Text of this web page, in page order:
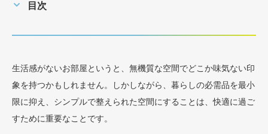
目次
生活感がないお部屋というと、無機質な空間でどこか味気ない印
象を持つかもしれません。しかしながら、暮らしの必需品を最小
限に抑え、シンプルで整えられた空間にすることは、快適に過ご
すために重要なことです。